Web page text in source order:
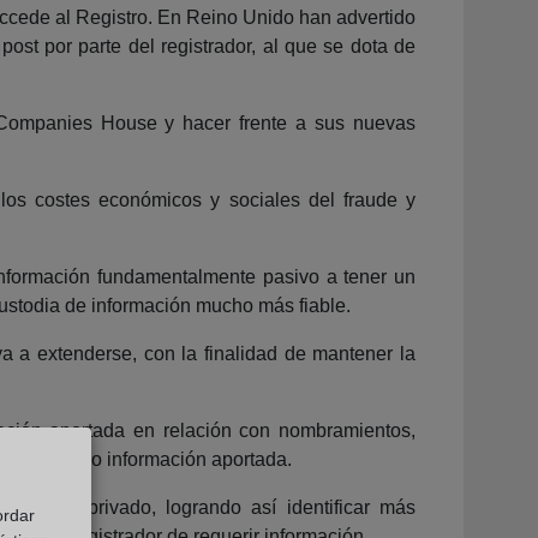
al Registro. En Reino Unido han advertido
por parte del registrador, al que se dota de
House y hacer frente a sus nuevas
costes económicos y sociales del fraude y
fundamentalmente pasivo a tener un
de información mucho más fiable.
a extenderse, con la finalidad de mantener la
aportada en relación con nombramientos,
o información aportada.
sector privado, logrando así identificar más